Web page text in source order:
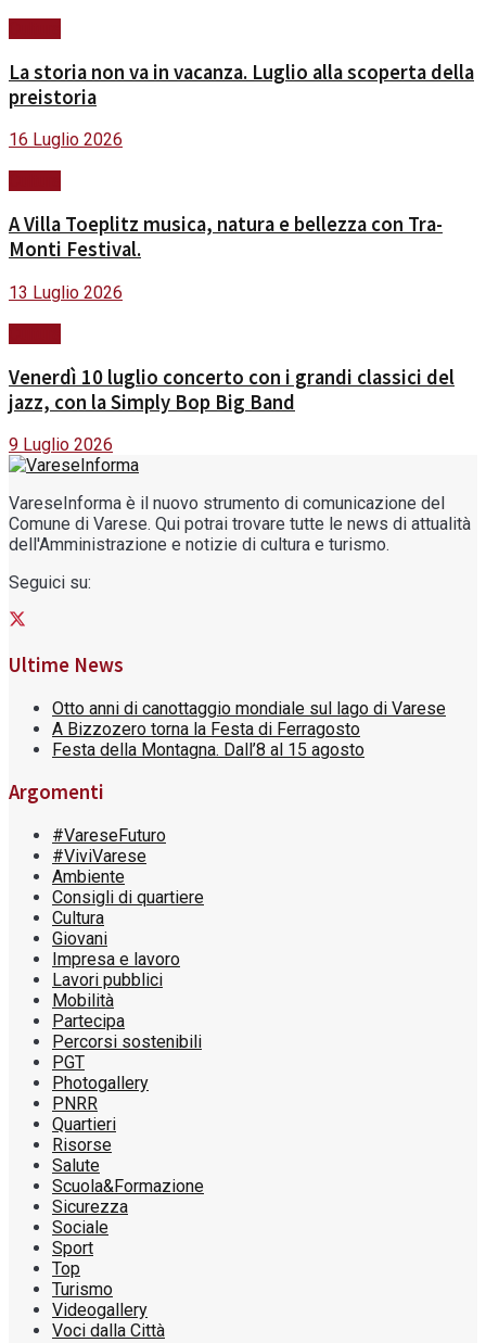
La storia non va in vacanza. Luglio alla scoperta della
preistoria
16 Luglio 2026
A Villa Toeplitz musica, natura e bellezza con Tra-
Monti Festival.
13 Luglio 2026
Venerdì 10 luglio concerto con i grandi classici del
jazz, con la Simply Bop Big Band
9 Luglio 2026
VareseInforma è il nuovo strumento di comunicazione del
Comune di Varese. Qui potrai trovare tutte le news di attualità
dell'Amministrazione e notizie di cultura e turismo.
Seguici su:
Ultime News
Otto anni di canottaggio mondiale sul lago di Varese
A Bizzozero torna la Festa di Ferragosto
Festa della Montagna. Dall’8 al 15 agosto
Argomenti
#VareseFuturo
#ViviVarese
Ambiente
Consigli di quartiere
Cultura
Giovani
Impresa e lavoro
Lavori pubblici
Mobilità
Partecipa
Percorsi sostenibili
PGT
Photogallery
PNRR
Quartieri
Risorse
Salute
Scuola&Formazione
Sicurezza
Sociale
Sport
Top
Turismo
Videogallery
Voci dalla Città